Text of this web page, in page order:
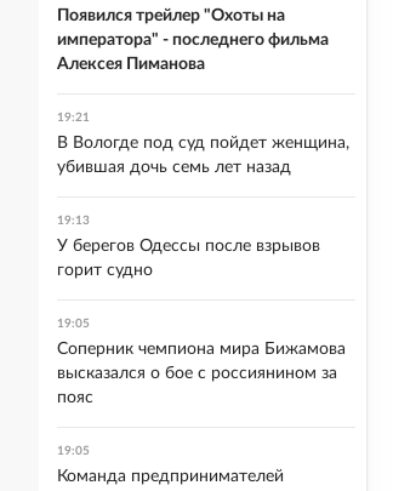
Появился трейлер "Охоты на
императора" - последнего фильма
Алексея Пиманова
19:21
В Вологде под суд пойдет женщина,
убившая дочь семь лет назад
19:13
У берегов Одессы после взрывов
горит судно
19:05
Соперник чемпиона мира Бижамова
высказался о бое с россиянином за
пояс
19:05
Команда предпринимателей